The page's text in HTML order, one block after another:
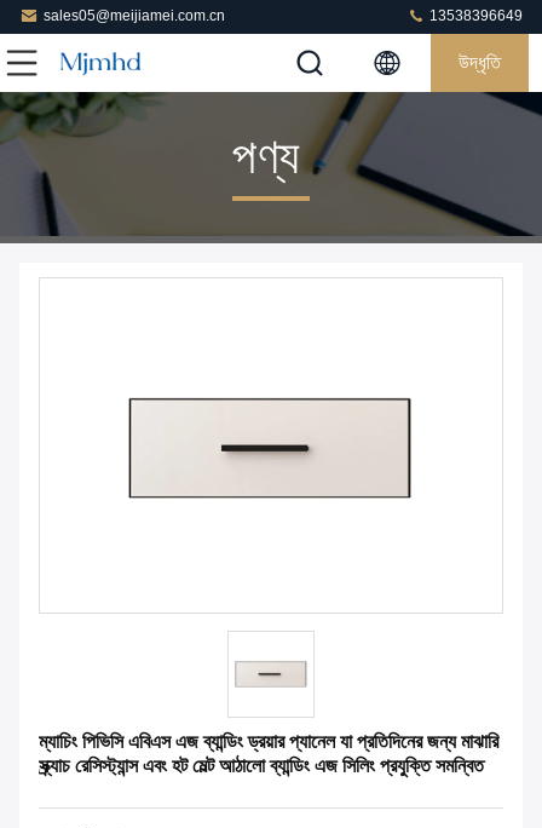
sales05@meijiamei.com.cn 13538396649
উদ্ধৃতি
পণ্য
ম্যাচিং পিভিসি এবিএস এজ ব্যান্ডিং ড্রয়ার প্যানেল যা প্রতিদিনের জন্য মাঝারি
স্ক্র্যাচ রেসিস্ট্যান্স এবং হট মেল্ট আঠালো ব্যান্ডিং এজ সিলিং প্রযুক্তি সমন্বিত